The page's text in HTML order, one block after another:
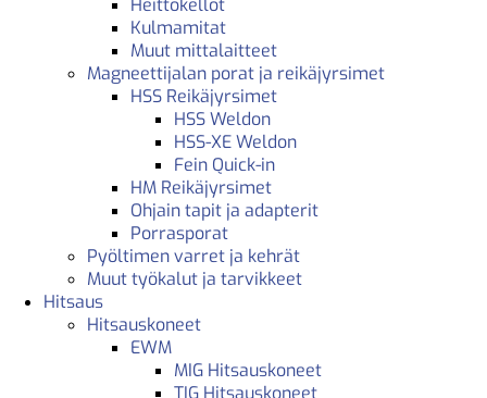
Heittokellot
Kulmamitat
Muut mittalaitteet
Magneettijalan porat ja reikäjyrsimet
HSS Reikäjyrsimet
HSS Weldon
HSS-XE Weldon
Fein Quick-in
HM Reikäjyrsimet
Ohjain tapit ja adapterit
Porrasporat
Pyöltimen varret ja kehrät
Muut työkalut ja tarvikkeet
Hitsaus
Hitsauskoneet
EWM
MIG Hitsauskoneet